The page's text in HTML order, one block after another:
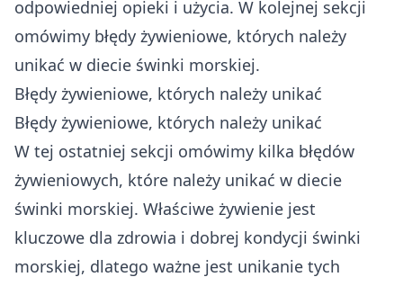
odpowiedniej opieki i użycia. W kolejnej sekcji
omówimy błędy żywieniowe, których należy
unikać w diecie świnki morskiej.
Błędy żywieniowe, których należy unikać
Błędy żywieniowe, których należy unikać
W tej ostatniej sekcji omówimy kilka błędów
żywieniowych, które należy unikać w diecie
świnki morskiej. Właściwe żywienie jest
kluczowe dla zdrowia i dobrej kondycji świnki
morskiej, dlatego ważne jest unikanie tych